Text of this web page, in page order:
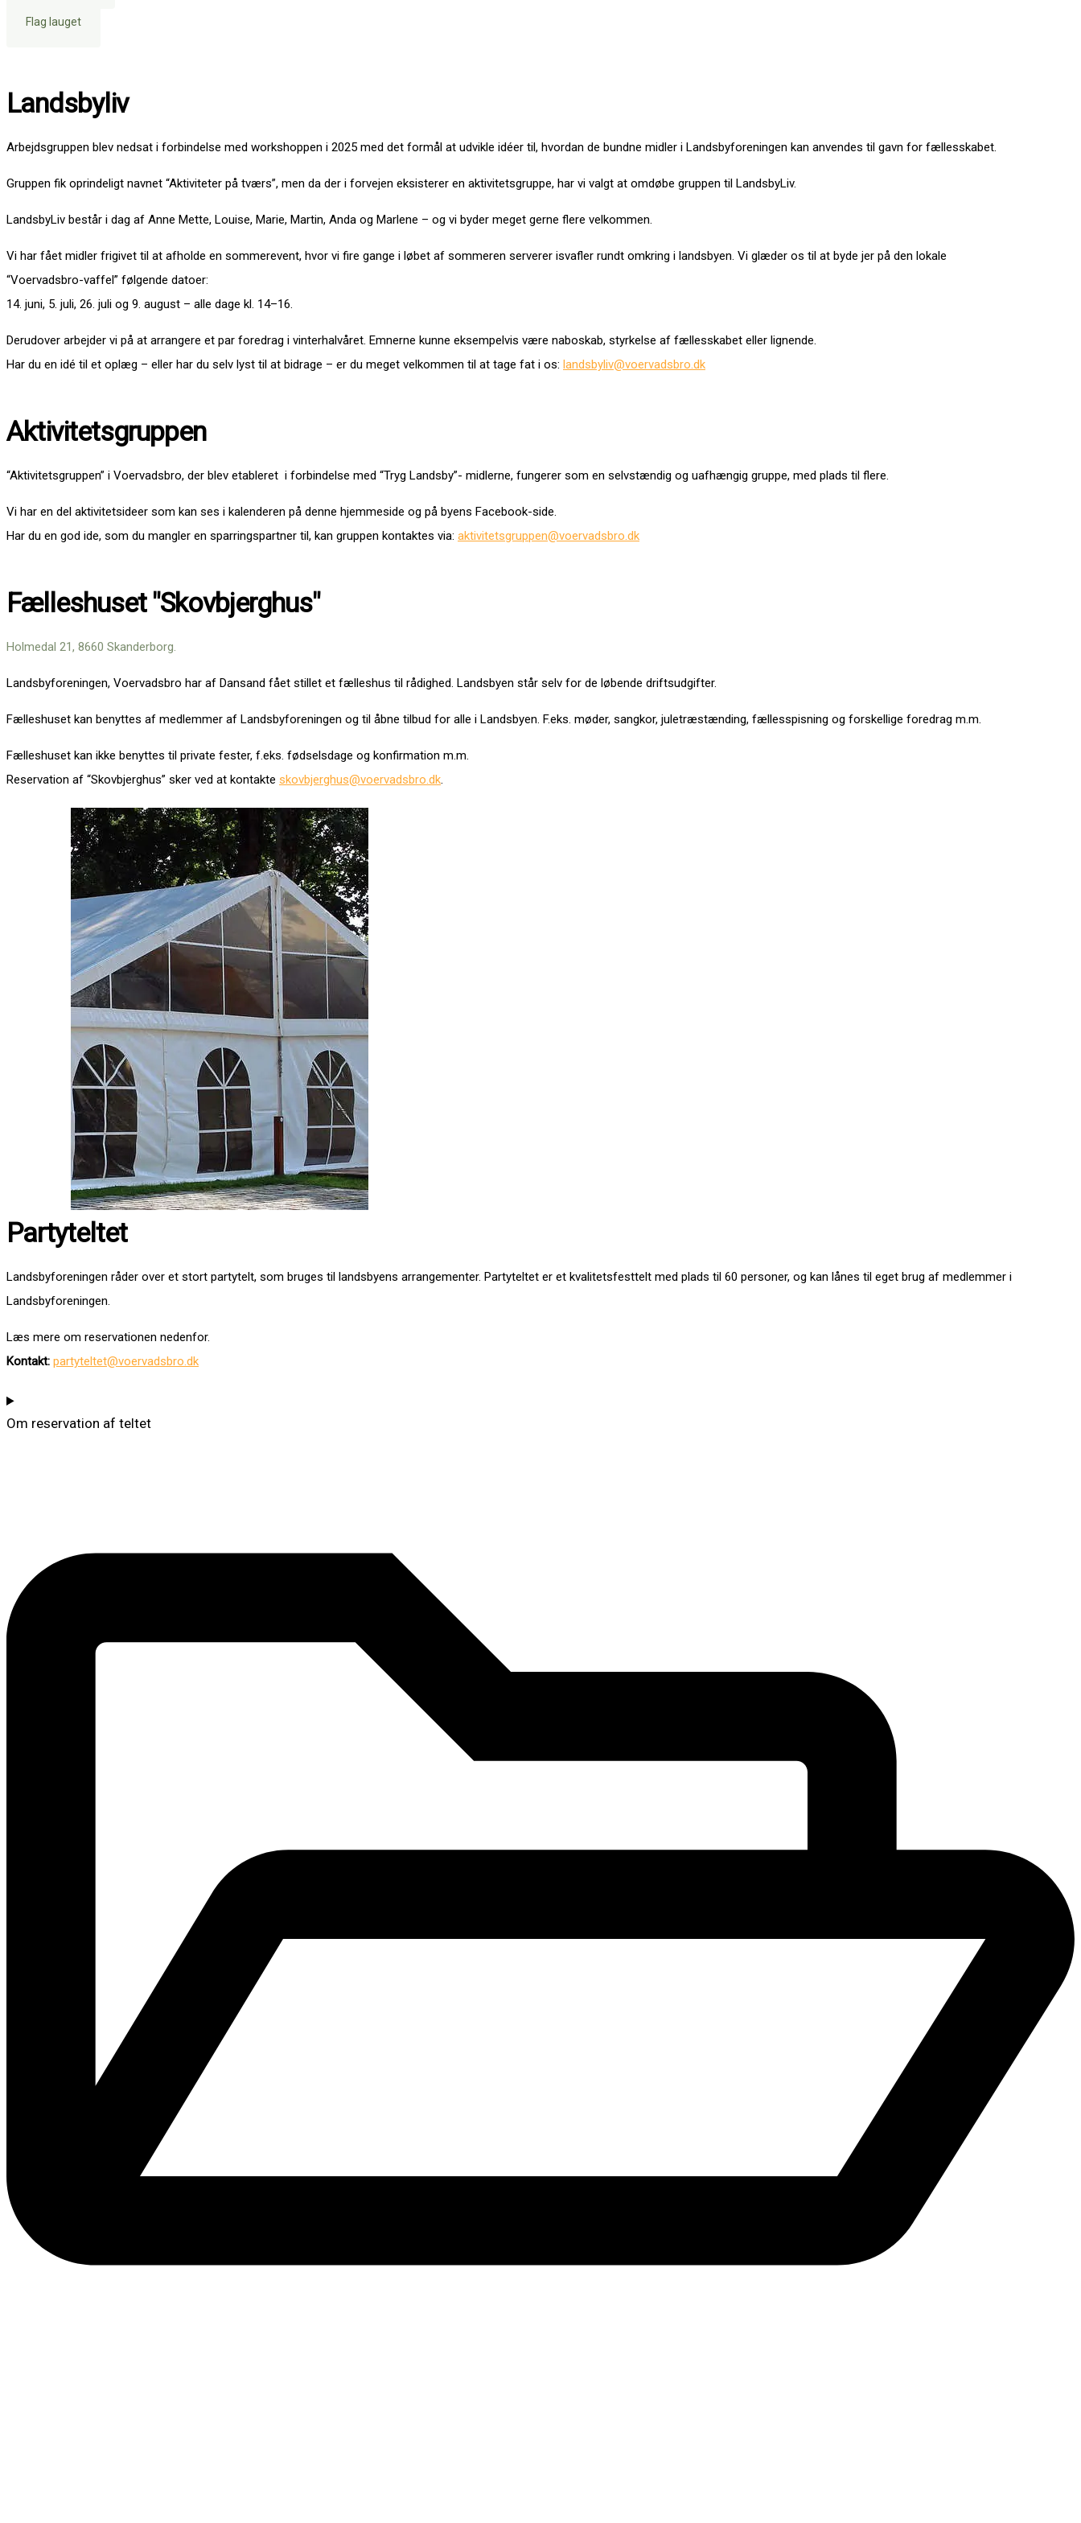
Flag lauget
Landsbyliv
Arbejdsgruppen blev nedsat i forbindelse med workshoppen i 2025 med det formål at udvikle idéer til, hvordan de bundne midler i Landsbyforeningen kan anvendes til gavn for fællesskabet.
Gruppen fik oprindeligt navnet “Aktiviteter på tværs”, men da der i forvejen eksisterer en aktivitetsgruppe, har vi valgt at omdøbe gruppen til LandsbyLiv.
LandsbyLiv består i dag af Anne Mette, Louise, Marie, Martin, Anda og Marlene – og vi byder meget gerne flere velkommen.
Vi har fået midler frigivet til at afholde en sommerevent, hvor vi fire gange i løbet af sommeren serverer isvafler rundt omkring i landsbyen. Vi glæder os til at byde jer på den lokale
“Voervadsbro-vaffel” følgende datoer:
14. juni, 5. juli, 26. juli og 9. august – alle dage kl. 14–16.
Derudover arbejder vi på at arrangere et par foredrag i vinterhalvåret. Emnerne kunne eksempelvis være naboskab, styrkelse af fællesskabet eller lignende.
Har du en idé til et oplæg – eller har du selv lyst til at bidrage – er du meget velkommen til at tage fat i os: landsbyliv@voervadsbro.dk
Aktivitetsgruppen
“Aktivitetsgruppen” i Voervadsbro, der blev etableret i forbindelse med “Tryg Landsby”- midlerne, fungerer som en selvstændig og uafhængig gruppe, med plads til flere.
Vi har en del aktivitetsideer som kan ses i kalenderen på denne hjemmeside og på byens Facebook-side.
Har du en god ide, som du mangler en sparringspartner til, kan gruppen kontaktes via: aktivitetsgruppen@voervadsbro.dk
Fælleshuset "Skovbjerghus"
Holmedal 21, 8660 Skanderborg.
Landsbyforeningen, Voervadsbro har af Dansand fået stillet et fælleshus til rådighed. Landsbyen står selv for de løbende driftsudgifter.
Fælleshuset kan benyttes af medlemmer af Landsbyforeningen og til åbne tilbud for alle i Landsbyen. F.eks. møder, sangkor, juletræstænding, fællesspisning og forskellige foredrag m.m.
Fælleshuset kan ikke benyttes til private fester, f.eks. fødselsdage og konfirmation m.m.
Reservation af “Skovbjerghus” sker ved at kontakte skovbjerghus@voervadsbro.dk.
Partyteltet
Landsbyforeningen råder over et stort partytelt, som bruges til landsbyens arrangementer. Partyteltet er et kvalitetsfesttelt med plads til 60 personer, og kan lånes til eget brug af medlemmer i
Landsbyforeningen.
Læs mere om reservationen nedenfor.
Kontakt: partyteltet@voervadsbro.dk
Om reservation af teltet